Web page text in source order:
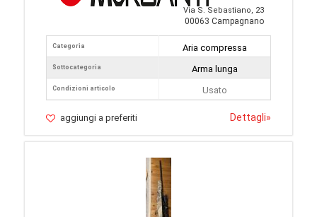
Via S. Sebastiano, 23
00063 Campagnano
Categoria
Sottocategoria
Condizioni articolo
Aria compressa
Arma lunga
Usato
aggiungi a preferiti Dettagli»